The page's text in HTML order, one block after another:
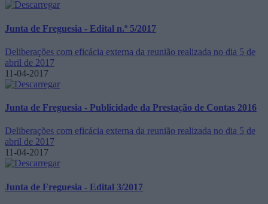
Junta de Freguesia - Edital n.º 5/2017
Deliberações com eficácia externa da reunião realizada no dia 5 de
abril de 2017
11-04-2017
Junta de Freguesia - Publicidade da Prestação de Contas 2016
Deliberações com eficácia externa da reunião realizada no dia 5 de
abril de 2017
11-04-2017
Junta de Freguesia - Edital 3/2017